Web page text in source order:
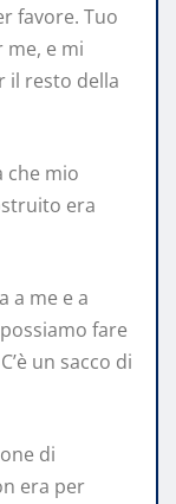
favore. Tuo
e mi
il resto della
che mio
era
a me e a
fare
un sacco di
di
era per